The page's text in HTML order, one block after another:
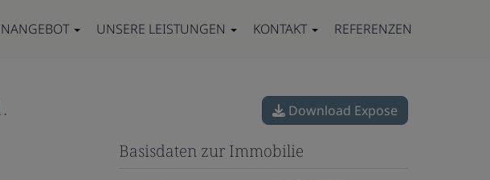
UNSERE LEISTUNGEN KONTAKT REFERENZEN
Download Expose
Basisdaten zur Immobilie